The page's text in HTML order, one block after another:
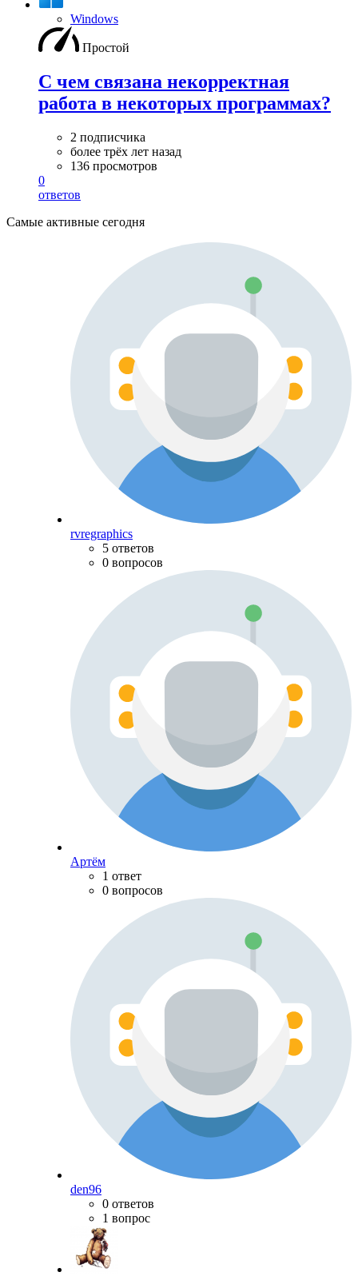
Windows
Простой
С чем связана некорректная
работа в некоторых программах?
2 подписчика
более трёх лет назад
136 просмотров
0
ответов
Самые активные сегодня
rvregraphics
5 ответов
0 вопросов
Артём
1 ответ
0 вопросов
den96
0 ответов
1 вопрос